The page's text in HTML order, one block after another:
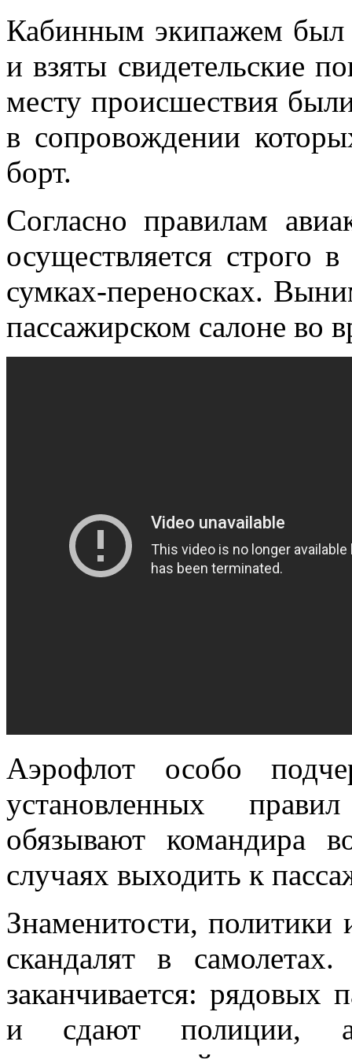
Кабинным экипажем был
и взяты свидетельские
месту происшествия
в сопровождении
борт.
Согласно правилам
осуществляется строго
сумках-переносках.
пассажирском салоне во
Аэрофлот особо
установленных
обязывают командира
случаях выходить к
Знаменитости,
скандалят в
заканчивается: рядовых
и сдают полиции,